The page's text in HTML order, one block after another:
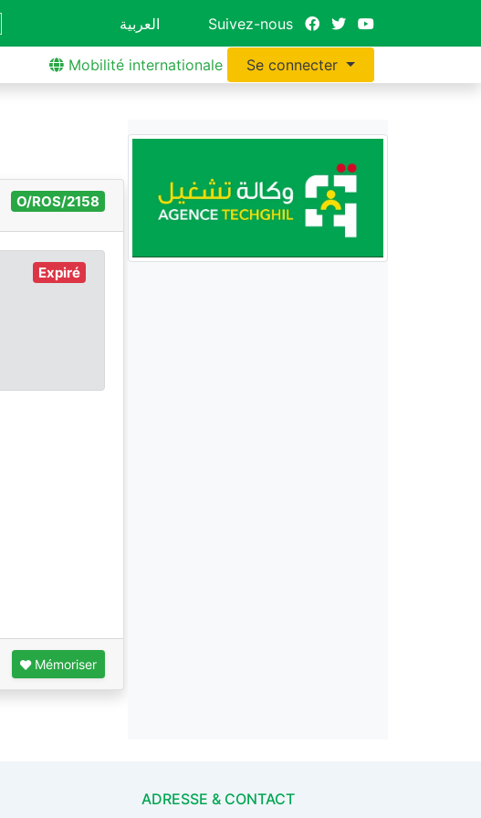
العربية Suivez-nous
Mobilité internationale Se connecter
O/ROS/2158
Expiré
Mémoriser
ADRESSE & CONTACT